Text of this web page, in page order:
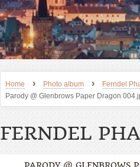
Home › Photo album › Ferndel
Parody @ Glenbrows Paper Dragon
FERNDEL